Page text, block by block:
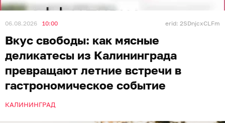
06.08.2026 10:00 erid: 2SDnjcxCLFm
Вкус свободы: как мясные
деликатесы из Калининграда
превращают летние встречи в
гастрономическое событие
КАЛИНИНГРАД